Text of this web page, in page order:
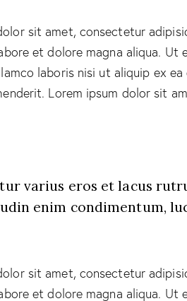
sit amet, consectetur
et dolore magna aliqua. Ut
laboris nisi ut aliquip ex
Lorem ipsum dolor sit
varius eros et lacus
enim condimentum,
sit amet, consectetur
et dolore magna aliqua. Ut